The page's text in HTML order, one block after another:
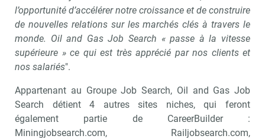
l’opportunité d’accélérer notre croissance et de construire
de nouvelles relations sur les marchés clés à travers le
monde. Oil and Gas Job Search « passe à la vitesse
supérieure » ce qui est très apprécié par nos clients et
nos salariés".
Appartenant au Groupe Job Search, Oil and Gas Job
Search détient 4 autres sites niches, qui feront
également partie de CareerBuilder :
Miningjobsearch.com, Railjobsearch.com,